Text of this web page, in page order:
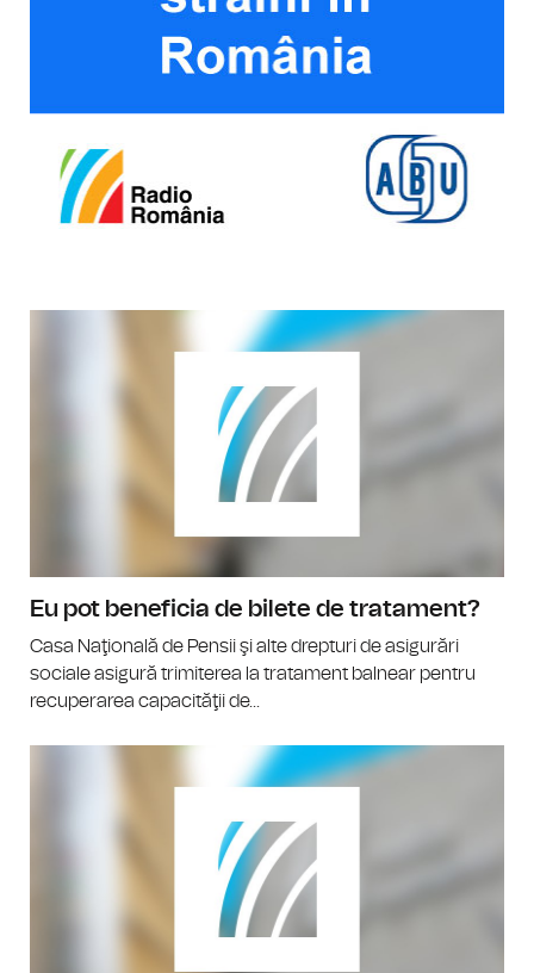
Eu pot beneficia de bilete de tratament?
Casa Naţională de Pensii şi alte drepturi de asigurări
sociale asigură trimiterea la tratament balnear pentru
recuperarea capacităţii de...